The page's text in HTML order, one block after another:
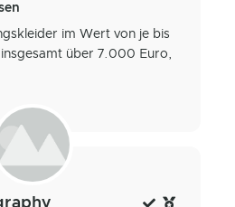
im Wert von je bis
über 7.000 Euro,